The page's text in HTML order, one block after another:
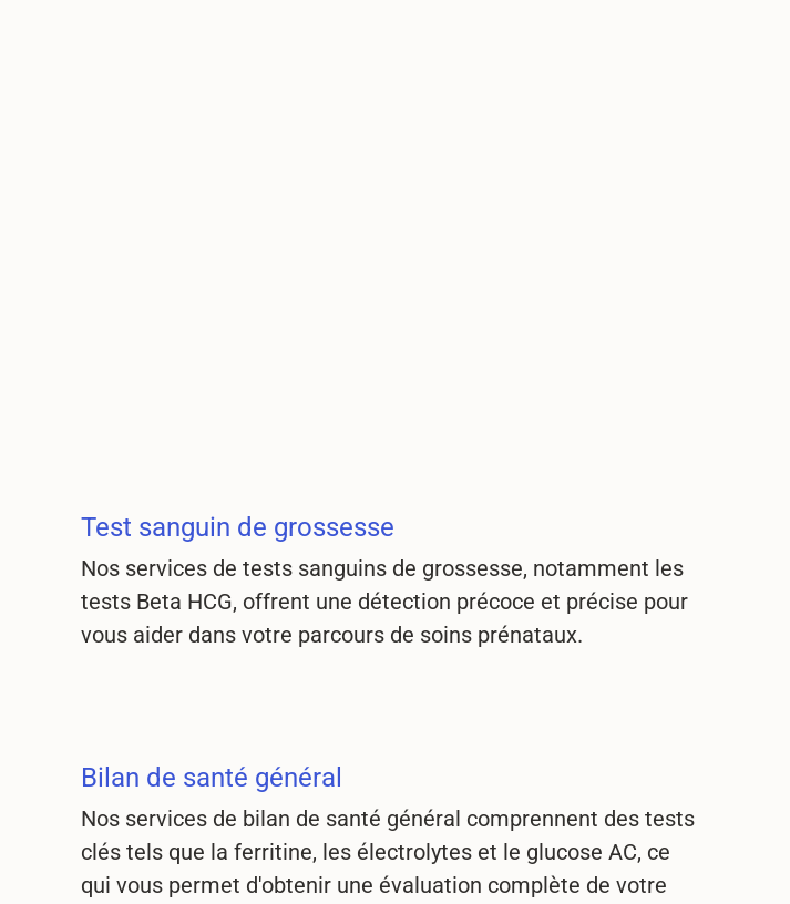
Test sanguin de grossesse
Nos services de tests sanguins de grossesse, notamment les
tests Beta HCG, offrent une détection précoce et précise pour
vous aider dans votre parcours de soins prénataux.
Bilan de santé général
Nos services de bilan de santé général comprennent des tests
clés tels que la ferritine, les électrolytes et le glucose AC, ce
qui vous permet d'obtenir une évaluation complète de votre